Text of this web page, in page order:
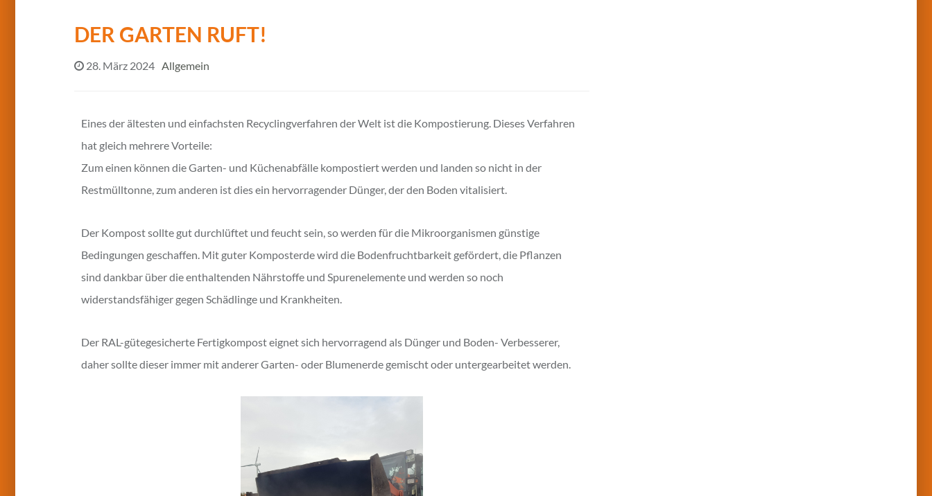
DER GARTEN RUFT!
28. März 2024 Allgemein
Eines der ältesten und einfachsten Recyclingverfahren der Welt ist die Kompostierung. Dieses Verfahren
hat gleich mehrere Vorteile:
Zum einen können die Garten- und Küchenabfälle kompostiert werden und landen so nicht in der
Restmülltonne, zum anderen ist dies ein hervorragender Dünger, der den Boden vitalisiert.
Der Kompost sollte gut durchlüftet und feucht sein, so werden für die Mikroorganismen günstige
Bedingungen geschaffen. Mit guter Komposterde wird die Bodenfruchtbarkeit gefördert, die Pflanzen
sind dankbar über die enthaltenden Nährstoffe und Spurenelemente und werden so noch
widerstandsfähiger gegen Schädlinge und Krankheiten.
Der RAL-gütegesicherte Fertigkompost eignet sich hervorragend als Dünger und Boden- Verbesserer,
daher sollte dieser immer mit anderer Garten- oder Blumenerde gemischt oder untergearbeitet werden.